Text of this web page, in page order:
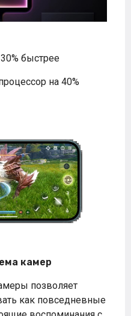
быстрее
на 40%
камер
позволяет
как повседневные